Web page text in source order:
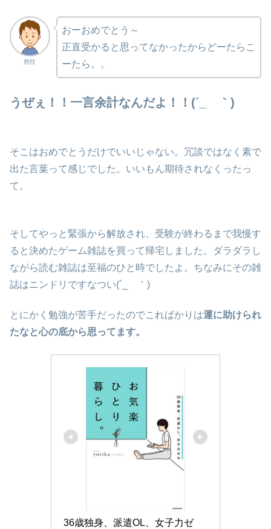
担任
おーおめでとう～
正直受かると思ってなかったからどーたらこ
ーたら。。
うぜぇ！！一言余計なんだよ！！(´_ゝ｀)
そこはおめでとうだけでいいじゃない。冗談ではなく素で
出た言葉って感じでした。いいもん期待されなくったっ
て。
そしてやっと緊張から解放され、受験が終わるまで我慢す
ると決めたゲーム雑誌を買って帰宅しました。ダラダラし
ながら読む雑誌は至福のひと時でしたよ。ちなみにその雑
誌はニンドリですなつい(´_ゝ｀)
とにかく勉強が苦手だったのでこればかりは運に助けられ
たなと心の底から思ってます。
36歳独身、派遣OL、女子力ゼ